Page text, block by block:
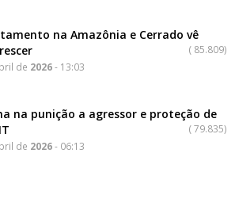
na Amazônia e Cerrado vê
( 85.809)
de 2026- 13:03
na punição a agressor e proteção de
(79.835)
de 2026- 06:13